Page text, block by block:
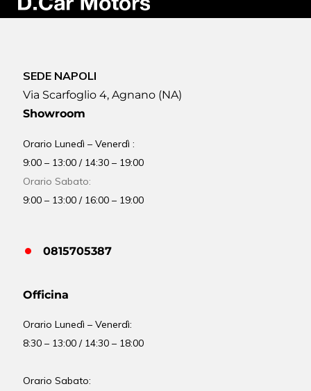
SEDE NAPOLI
Via Scarfoglio 4, Agnano (NA)
Showroom
Orario Lunedì – Venerdì :
9:00 – 13:00 / 14:30 – 19:00
Orario Sabato:
9:00 – 13:00 / 16:00 – 19:00
0815705387
Officina
OrarioLunedì – Venerdì:
8:30 – 13:00 / 14:30 – 18:00
Orario Sabato: